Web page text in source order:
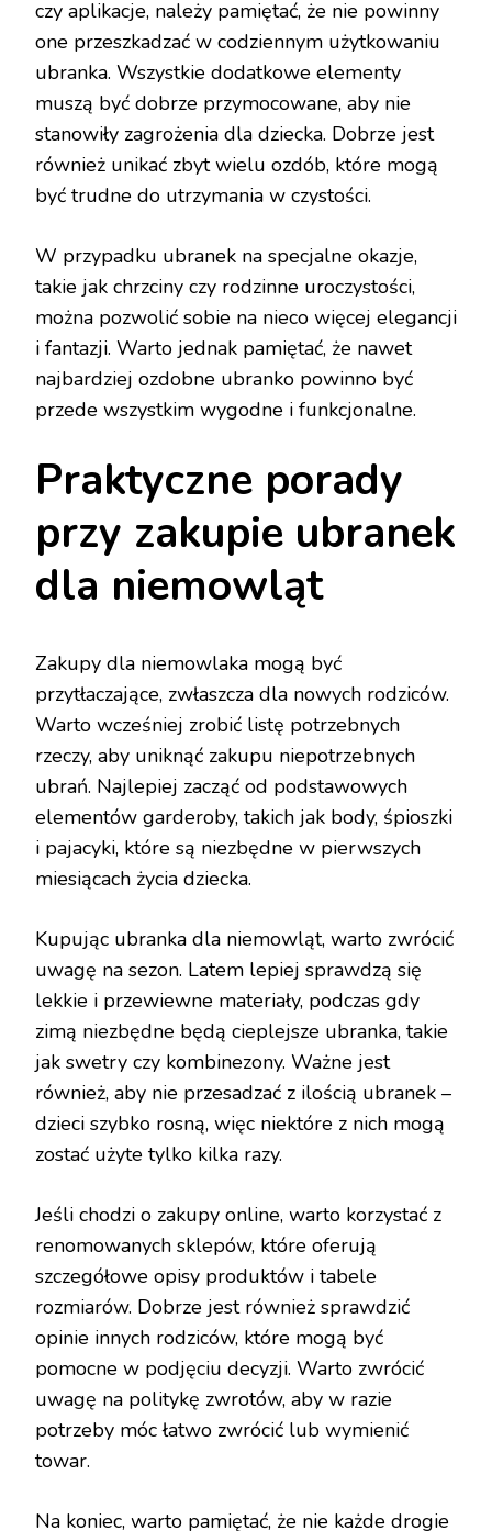
czy aplikacje, należy pamiętać, że nie powinny
one przeszkadzać w codziennym użytkowaniu
ubranka. Wszystkie dodatkowe elementy
muszą być dobrze przymocowane, aby nie
stanowiły zagrożenia dla dziecka. Dobrze jest
również unikać zbyt wielu ozdób, które mogą
być trudne do utrzymania w czystości.
W przypadku ubranek na specjalne okazje,
takie jak chrzciny czy rodzinne uroczystości,
można pozwolić sobie na nieco więcej elegancji
i fantazji. Warto jednak pamiętać, że nawet
najbardziej ozdobne ubranko powinno być
przede wszystkim wygodne i funkcjonalne.
Praktyczne porady
przy zakupie ubranek
dla niemowląt
Zakupy dla niemowlaka mogą być
przytłaczające, zwłaszcza dla nowych rodziców.
Warto wcześniej zrobić listę potrzebnych
rzeczy, aby uniknąć zakupu niepotrzebnych
ubrań. Najlepiej zacząć od podstawowych
elementów garderoby, takich jak body, śpioszki
i pajacyki, które są niezbędne w pierwszych
miesiącach życia dziecka.
Kupując ubranka dla niemowląt, warto zwrócić
uwagę na sezon. Latem lepiej sprawdzą się
lekkie i przewiewne materiały, podczas gdy
zimą niezbędne będą cieplejsze ubranka, takie
jak swetry czy kombinezony. Ważne jest
również, aby nie przesadzać z ilością ubranek –
dzieci szybko rosną, więc niektóre z nich mogą
zostać użyte tylko kilka razy.
Jeśli chodzi o zakupy online, warto korzystać z
renomowanych sklepów, które oferują
szczegółowe opisy produktów i tabele
rozmiarów. Dobrze jest również sprawdzić
opinie innych rodziców, które mogą być
pomocne w podjęciu decyzji. Warto zwrócić
uwagę na politykę zwrotów, aby w razie
potrzeby móc łatwo zwrócić lub wymienić
towar.
Na koniec, warto pamiętać, że nie każde drogie